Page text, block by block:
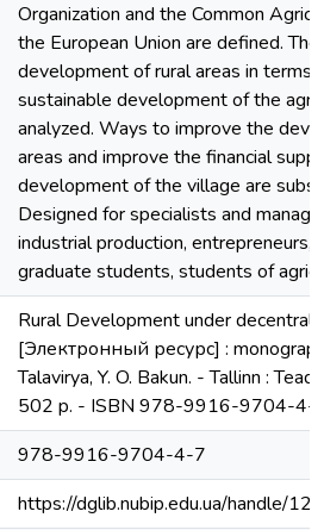
Organization and the Common
the European Union are defined.
development of rural areas in terms
sustainable development of the
analyzed. Ways to improve the
areas and improve the financial
development of the village are
Designed for specialists and
industrial production, entrepreneurs,
graduate students, students of
Rural Development under
[Электронный ресурс] :
Talavirya, Y. O. Bakun. - Tallinn :
502 p. - ISBN 978-9916-9704-4-
978-9916-9704-4-7
https://dglib.nubip.edu.ua/handle/